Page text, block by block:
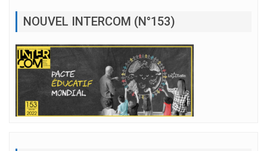
NOUVEL INTERCOM (N°153)